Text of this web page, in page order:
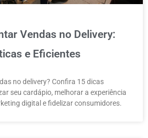
Vendas no Delivery:
e Eficientes
no delivery? Confira 15 dicas
seu cardápio, melhorar a experiência
digital e fidelizar consumidores.